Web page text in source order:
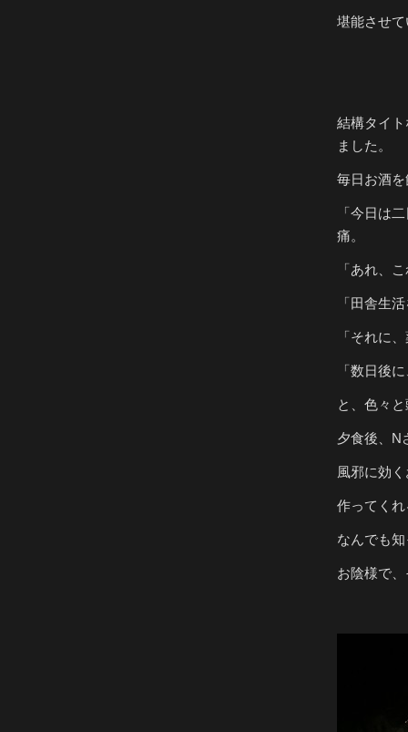
堪能させ
結構タイ
ました。
毎日お酒
「今日は
痛。
「あれ、
「田舎生
「それに
「数日後
と、色々
夕食後、N
風邪に効
作ってく
なんでも
お陰様で